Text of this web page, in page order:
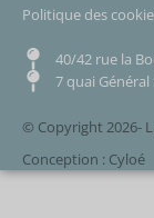
Politique des
40/42 rue la
7 quai Général
© Copyright 2026-
Conception : Cyloé